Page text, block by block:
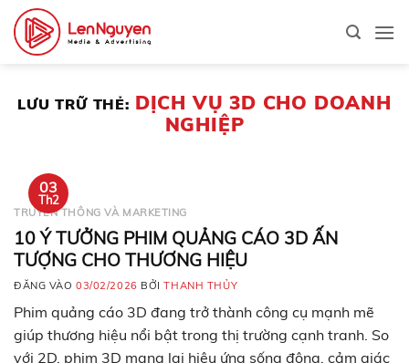
qua
LƯU TRỮ THẺ: DỊCH VỤ 3D CHO DOANH
NGHIỆP
03
Th2
TRUYỀN THÔNG VÀ MARKETING
10 Ý TƯỞNG PHIM QUẢNG CÁO 3D ẤN
TƯỢNG CHO THƯƠNG HIỆU
ĐĂNG VÀO03/02/2026 BỞITHANH THỦY
Phim quảng cáo 3D đang trở thành công cụ mạnh mẽ
giúp thương hiệu nổi bật trong thị trường cạnh tranh. So
với 2D, phim 3D mang lại hiệu ứng sống động, cảm giác